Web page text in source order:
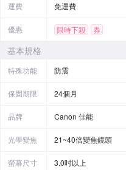
運費 免運費
優惠 限時下殺 券
基本規格
特殊功能 防震
保固期限 24個月
品牌 Canon 佳能
光學變焦 21~40倍變焦鏡頭
螢幕尺寸 3.0吋以上